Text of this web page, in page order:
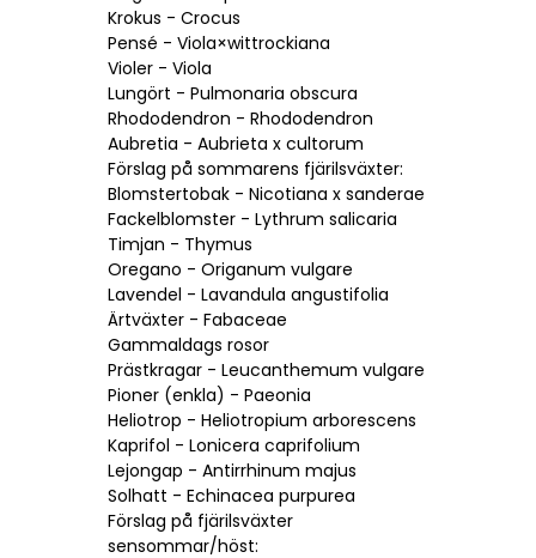
Krokus - Crocus
Pensé - Viola×wittrockiana
Violer - Viola
Lungört - Pulmonaria obscura
Rhododendron - Rhododendron
Aubretia - Aubrieta x cultorum
Förslag på sommarens fjärilsväxter:
Blomstertobak - Nicotiana x sanderae
Fackelblomster - Lythrum salicaria
Timjan - Thymus
Oregano - Origanum vulgare
Lavendel - Lavandula angustifolia
Ärtväxter - Fabaceae
Gammaldags rosor
Prästkragar - Leucanthemum vulgare
Pioner (enkla) - Paeonia
Heliotrop - Heliotropium arborescens
Kaprifol - Lonicera caprifolium
Lejongap - Antirrhinum majus
Solhatt - Echinacea purpurea
Förslag på fjärilsväxter
sensommar/höst: